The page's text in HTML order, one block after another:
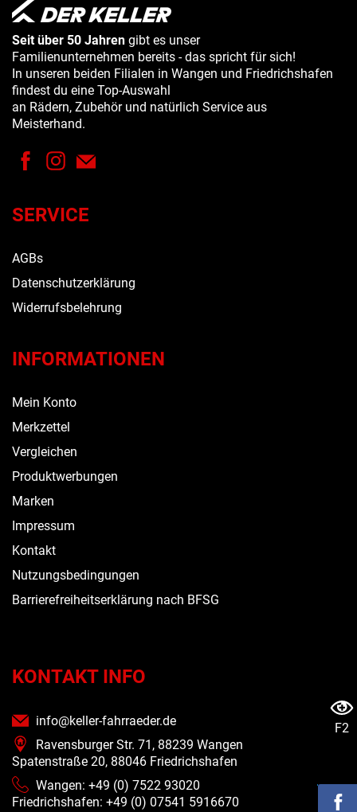
Seit über 50 Jahren gibt es unser
Familienunternehmen bereits - das spricht für sich!
In unseren beiden Filialen in Wangen und Friedrichshafen
findest du eine Top-Auswahl
an Rädern, Zubehör und natürlich Service aus
Meisterhand.
SERVICE
AGBs
Datenschutzerklärung
Widerrufsbelehrung
INFORMATIONEN
Mein Konto
Merkzettel
Vergleichen
Produktwerbungen
Marken
Impressum
Kontakt
Nutzungsbedingungen
Barrierefreiheitserklärung nach BFSG
KONTAKT INFO
info@keller-fahrraeder.de
Ravensburger Str. 71, 88239 Wangen
Spatenstraße 20, 88046 Friedrichshafen
Wangen: +49 (0) 7522 93020
Friedrichshafen: +49 (0) 07541 5916670
F2